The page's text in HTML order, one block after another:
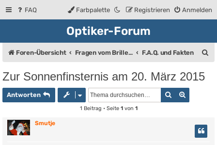
FAQ Anmelden
Registrieren
Farbpalette
Optiker-Forum
Foren-Übersicht Fragen vom Brillenträger an den Augenoptiker F.A.Q. und Fakten
Zur Sonnenfinsternis am 20. März 2015
Antworten Suche
1 Beitrag • Seite 1von 1
Smutje